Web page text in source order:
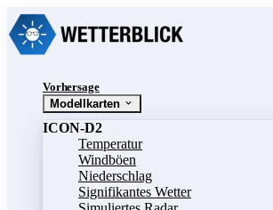
Vorhersage
Modellkarten
ICON-D2
Temperatur
Windböen
Niederschlag
Signifikantes Wetter